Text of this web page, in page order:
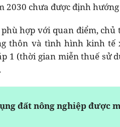
2030 chưa được định
hợp với quan điểm,
thôn và tình hình kinh tế
1 (thời gian miễn thuế sử
đất nông nghiệp được